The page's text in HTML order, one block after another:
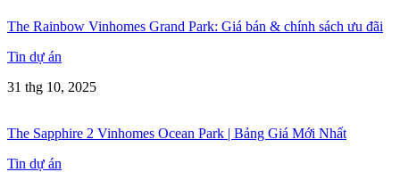
The Rainbow Vinhomes Grand Park: Giá bán & chính sách ưu đãi
Tin dự án
31 thg 10, 2025
The Sapphire 2 Vinhomes Ocean Park | Bảng Giá Mới Nhất
Tin dự án